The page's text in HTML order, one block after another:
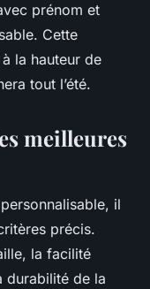
prénom et
Cette
la hauteur de
tout l’été.
meilleures
il
précis.
la facilité
durabilité de la